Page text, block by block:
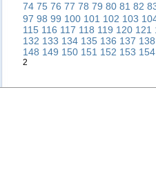
74 75 76 77 78 79 80 81 82
97 98 99 100 101 102 103
115 116 117 118 119 120 121
132 133 134 135 136 137
148 149 150 151 152 153
2